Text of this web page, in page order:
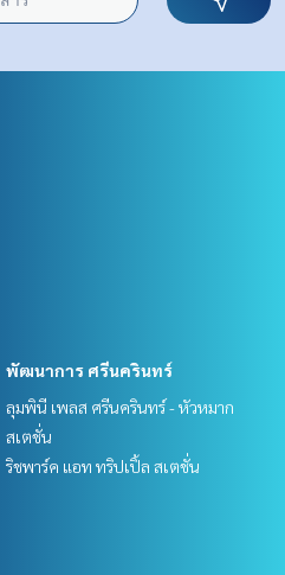
พัฒนาการ ศรีนครินทร์
ลุมพินี เพลส ศรีนครินทร์ - หัวหมาก
สเตชั่น
ริชพาร์ค แอท ทริปเปิ้ล สเตชั่น